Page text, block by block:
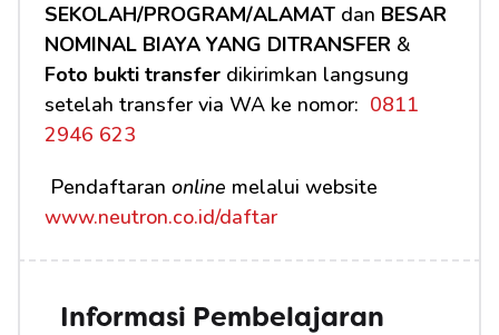
SEKOLAH/PROGRAM/ALAMAT dan BESAR
NOMINAL BIAYA YANG DITRANSFER
Foto bukti transfer dikirimkan langsung
setelah transfer via WA ke nomor: 0811
2946 623
Pendaftaran online
www.neutron.co.id/daftar
Informasi Pembelajaran